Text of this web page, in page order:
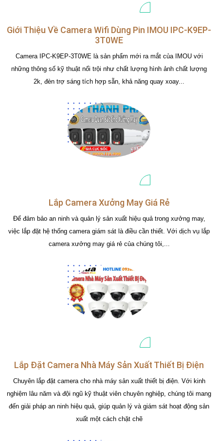
Giới Thiệu Về Camera Wifi Dùng Pin IMOU IPC-K9EP-
3T0WE
Camera IPC-K9EP-3T0WE là sản phẩm mới ra mắt của IMOU với
những thông số kỹ thuật nổi trội như chất lượng hình ảnh chất lượng
2k, đèn trợ sáng tích hợp sẵn, khả năng quay xoay...
Lắp Camera Xưởng May Giá Rẻ
Để đảm bảo an ninh và quản lý sản xuất hiệu quả trong xưởng may,
việc lắp đặt hệ thống camera giám sát là điều cần thiết. Với dịch vụ lắp
camera xưởng may giá rẻ của chúng tôi,...
Lắp Đặt Camera Nhà Máy Sản Xuất Thiết Bị Điện
Chuyên lắp đặt camera cho nhà máy sản xuất thiết bị điện. Với kinh
nghiệm lâu năm và đội ngũ kỹ thuật viên chuyên nghiệp, chúng tôi mang
đến giải pháp an ninh hiệu quả, giúp quản lý và giám sát hoạt động sản
xuất một cách chặt chẽ